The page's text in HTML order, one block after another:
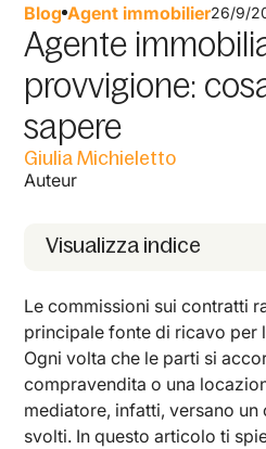
Blog Agent immobilier26/9/
Agente
provvigione:
sapere
Giulia Michieletto
Auteur
Visualizza indice
Le commissioni sui contratti
principale fonte di ricavo per
Ogni volta che le parti si
compravendita o una
mediatore, infatti, versano
svolti. In questo articolo ti